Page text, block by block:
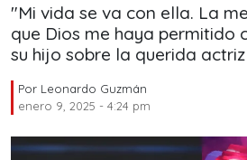
"Mi vida se va con ella. La
que Dios me haya permitido
su hijo sobre la querida
Por Leonardo Guzmán
enero 9, 2025 - 4:24 pm